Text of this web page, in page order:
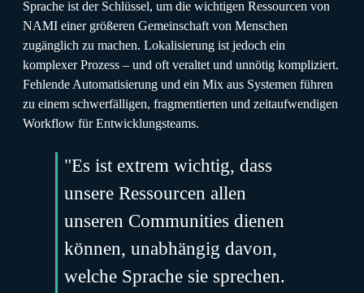
Sprache ist der Schlüssel, um die wichtigen Ressourcen von
NAMI einer größeren Gemeinschaft von Menschen
zugänglich zu machen. Lokalisierung ist jedoch ein
komplexer Prozess – und oft veraltet und unnötig kompliziert.
Fehlende Automatisierung und ein Mix aus Systemen führen
zu einem schwerfälligen, fragmentierten und zeitaufwendigen
Workflow für Entwicklungsteams.
"Es ist extrem wichtig, dass
unsere Ressourcen allen
unseren Communities dienen
können, unabhängig davon,
welche Sprache sie sprechen.